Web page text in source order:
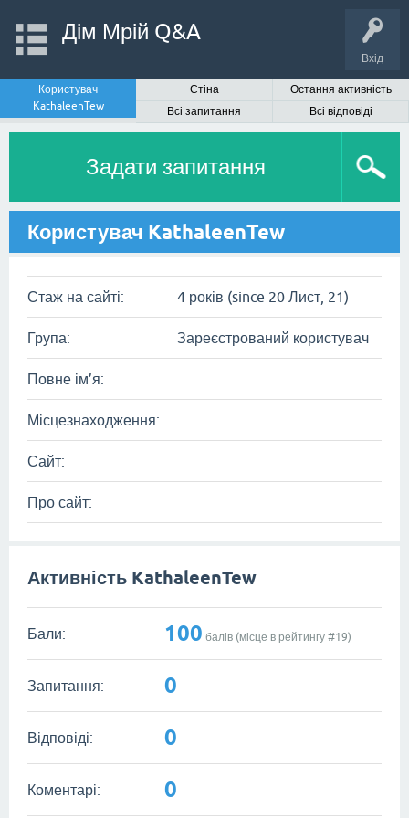
Вхід
Дім Мрій Q&A
Користувач
KathaleenTew
Стіна
Остання активність
Всі запитання
Всі відповіді
Задати запитання
Користувач KathaleenTew
Стаж на сайті: 4 років (since 20 Лист, 21)
Група: Зареєстрований користувач
Повне ім’я:
Місцезнаходження:
Сайт:
Про сайт:
Активність KathaleenTew
Бали: 100 балів (місце в рейтингу #19)
Запитання: 0
Відповіді: 0
Коментарі: 0